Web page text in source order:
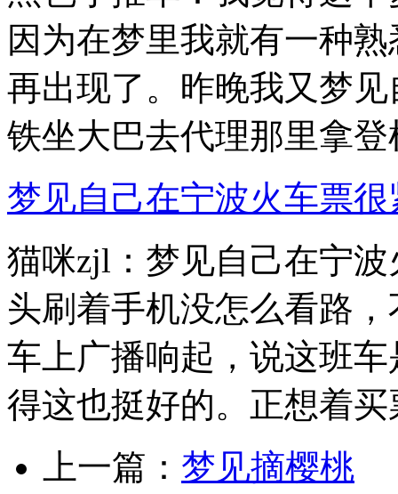
因为在梦里我就有一种
再出现了。昨晚我又梦
铁坐大巴去代理那里拿登
梦见自己在宁波火车票
猫咪zjl：梦见自己在宁
头刷着手机没怎么看路
车上广播响起，说这班
得这也挺好的。正想着买
上一篇： 梦见摘樱桃